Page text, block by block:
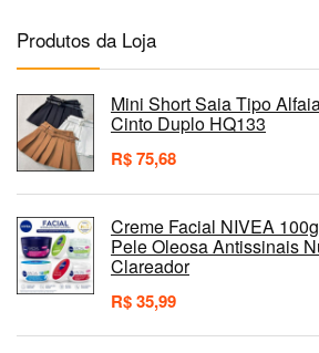
Produtos da Loja
Mini Short Saia Tipo
Cinto Duplo HQ133
R$75,68
Creme Facial NIVEA
Pele Oleosa Antissinais
Clareador
R$35,99